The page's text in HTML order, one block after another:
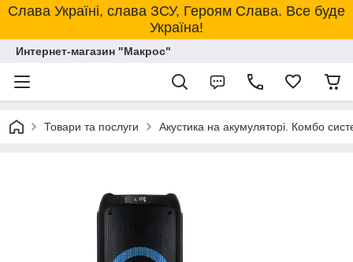
Слава Україні, слава ЗСУ, Героям Слава. Все буде
Україна!
Интернет-магазин "Макрос"
Товари та послуги Акустика на акумуляторі. Комбо